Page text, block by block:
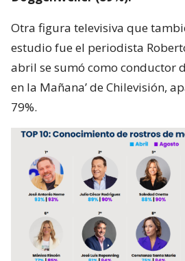
Otra figura televisiva que
estudio fue el periodista
abril se sumó como conductor
en la Mañana’ de Chilevisión,
79%.